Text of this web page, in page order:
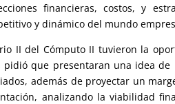
financieras, costos, y
y dinámico del mundo
II del Cómputo II tuvieron la
que presentaran una idea de
además de proyectar un
analizando la viabilidad